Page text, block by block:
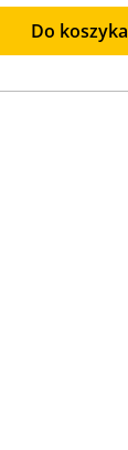
Do koszyka